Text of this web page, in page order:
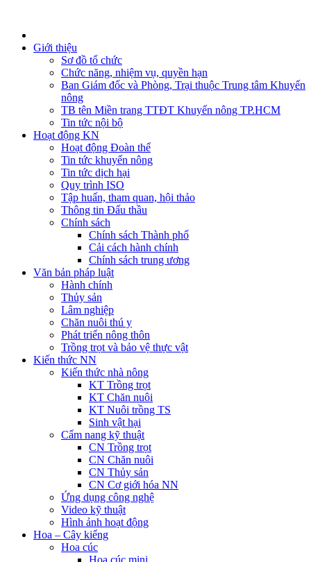
Giới thiệu
Sơ đồ tổ chức
Chức năng, nhiệm vụ, quyền hạn
Ban Giám đốc và Phòng, Trại thuộc Trung tâm Khuyến
nông
TB tên Miền trang TTĐT Khuyến nông TP.HCM
Tin tức nội bộ
Hoạt động KN
Hoạt động Đoàn thể
Tin tức khuyến nông
Tin tức dịch hại
Quy trình ISO
Tập huấn, tham quan, hội thảo
Thông tin Đấu thầu
Chính sách
Chính sách Thành phố
Cải cách hành chính
Chính sách trung ương
Văn bản pháp luật
Hành chính
Thủy sản
Lâm nghiệp
Chăn nuôi thú y
Phát triển nông thôn
Trồng trọt và bảo vệ thực vật
Kiến thức NN
Kiến thức nhà nông
KT Trồng trọt
KT Chăn nuôi
KT Nuôi trồng TS
Sinh vật hại
Cẩm nang kỹ thuật
CN Trồng trọt
CN Chăn nuôi
CN Thủy sản
CN Cơ giới hóa NN
Ứng dụng công nghệ
Video kỹ thuật
Hình ảnh hoạt động
Hoa – Cây kiểng
Hoa cúc
Hoa cúc mini